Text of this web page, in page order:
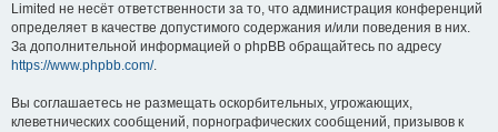
Limited не несёт ответственности за то, что администрация конференций
определяет в качестве допустимого содержания и/или поведения в них.
За дополнительной информацией о phpBB обращайтесь по адресу
https://www.phpbb.com/.
Вы соглашаетесь не размещать оскорбительных, угрожающих,
клеветнических сообщений, порнографических сообщений, призывов к